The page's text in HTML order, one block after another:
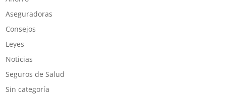
Aseguradoras
Consejos
Leyes
Noticias
Seguros de Salud
Sin categoría